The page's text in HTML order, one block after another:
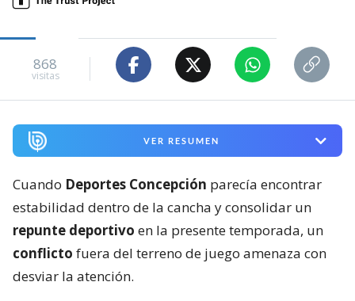
868
visitas
VER RESUMEN
Cuando Deportes Concepción parecía encontrar
estabilidad dentro de la cancha y consolidar un
repunte deportivo en la presente temporada, un
conflicto fuera del terreno de juego amenaza con
desviar la atención.